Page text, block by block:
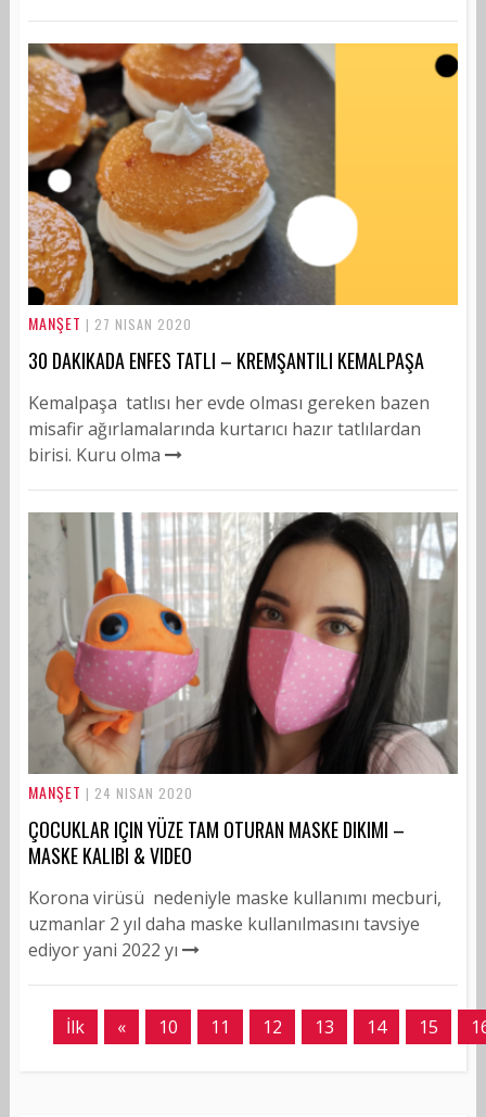
MANŞET | 27 NISAN 2020
30 DAKIKADA ENFES TATLI – KREMŞANTILI KEMALPAŞA
Kemalpaşa tatlısı her evde olması gereken bazen
misafir ağırlamalarında kurtarıcı hazır tatlılardan
birisi. Kuru olma
MANŞET | 24 NISAN 2020
ÇOCUKLAR IÇIN YÜZE TAM OTURAN MASKE DIKIMI –
MASKE KALIBI & VIDEO
Korona virüsü nedeniyle maske kullanımı mecburi,
uzmanlar 2 yıl daha maske kullanılmasını tavsiye
ediyor yani 2022 yı
İlk « 10 11 12 13 14 15